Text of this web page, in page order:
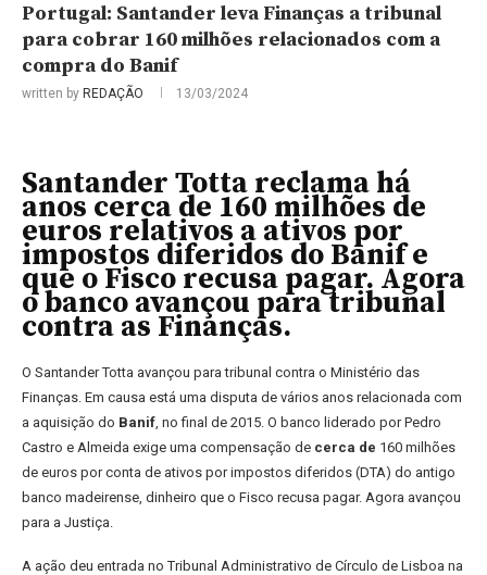
Portugal: Santander leva Finanças a tribunal
para cobrar 160 milhões relacionados com a
compra do Banif
written by REDAÇÃO 13/03/2024
Santander Totta reclama há
anos cerca de 160 milhões de
euros relativos a ativos por
impostos diferidos do Banif e
que o Fisco recusa pagar. Agora
o banco avançou para tribunal
contra as Finanças.
O Santander Totta avançou para tribunal contra o Ministério das
Finanças. Em causa está uma disputa de vários anos relacionada com
a aquisição do Banif, no final de 2015. O banco liderado por Pedro
Castro e Almeida exige uma compensação de cerca de 160 milhões
de euros por conta de ativos por impostos diferidos (DTA) do antigo
banco madeirense, dinheiro que o Fisco recusa pagar. Agora avançou
para a Justiça.
A ação deu entrada no Tribunal Administrativo de Círculo de Lisboa na